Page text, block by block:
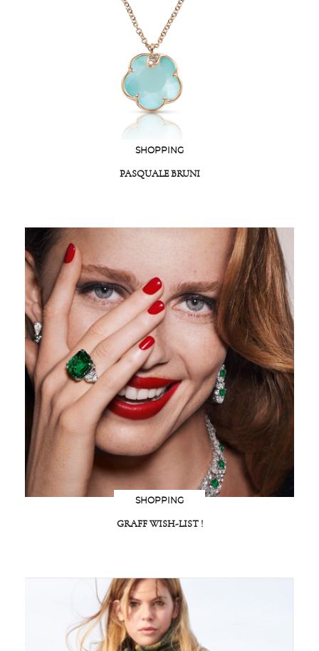
SHOPPING
PASQUALE BRUNI
SHOPPING
GRAFF WISH-LIST !